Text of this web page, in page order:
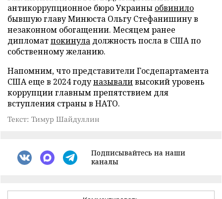
антикоррупционное бюро Украины обвинило
бывшую главу Минюста Ольгу Стефанишину в
незаконном обогащении. Месяцем ранее
дипломатпокинула должность посла в США по
собственному желанию.
Напомним, что представители Госдепартамента
США еще в 2024 годуназываливысокий уровень
коррупции главным препятствием для
вступления страны в НАТО.
Текст: Тимур Шайдуллин
Подписывайтесь на наши
каналы